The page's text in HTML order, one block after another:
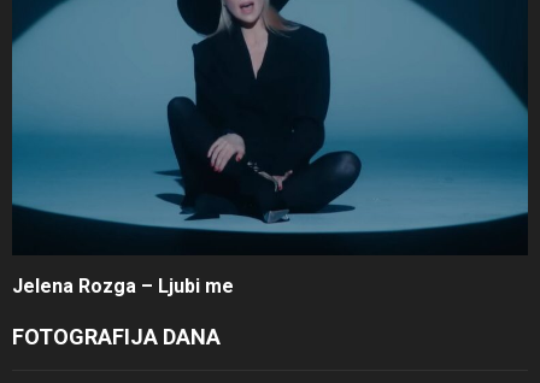
Jelena Rozga – Ljubi me
FOTOGRAFIJA DANA